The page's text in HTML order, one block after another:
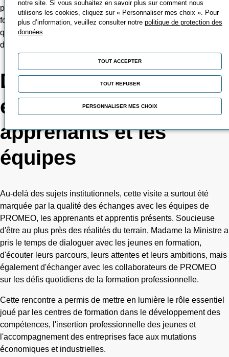
par les entreprises en matière de recrutement et les volumes de
formation effectivement financés sur les territoires, alors même
que de nombreux secteurs continuent de rencontrer des
difficultés à recruter.
Des échanges
enrichissants avec les
apprenants et les
équipes
Au-delà des sujets institutionnels, cette visite a surtout été
marquée par la qualité des échanges avec les équipes de
PROMEO, les apprenants et apprentis présents. Soucieuse
d'être au plus près des réalités du terrain, Madame la Ministre a
pris le temps de dialoguer avec les jeunes en formation,
d'écouter leurs parcours, leurs attentes et leurs ambitions, mais
également d'échanger avec les collaborateurs de PROMEO
sur les défis quotidiens de la formation professionnelle.
Cette rencontre a permis de mettre en lumière le rôle essentiel
joué par les centres de formation dans le développement des
compétences, l'insertion professionnelle des jeunes et
l'accompagnement des entreprises face aux mutations
économiques et industrielles.
notre site. Si vous souhaitez en savoir plus sur comment nous
utilisons les cookies, cliquez sur « Personnaliser mes choix ». Pour
plus d’information, veuillez consulter notre politique de protection des
données
TOUT ACCEPTER
TOUT REFUSER
PERSONNALISER MES CHOIX